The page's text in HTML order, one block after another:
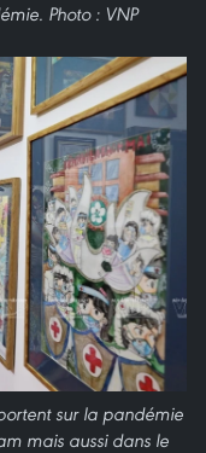
Photo : VNP
sur la pandémie
mais aussi dans le